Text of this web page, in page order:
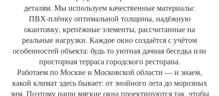
деталям. Мы используем качественные материалы:
ПВХ‑плёнку оптимальной толщины, надёжную
окантовку, крепёжные элементы, рассчитанные на
реальные нагрузки. Каждое окно создаётся с учётом
особенностей объекта: будь то уютная дачная беседка или
просторная терраса городского ресторана.
Работаем по Москве и Московской области — и знаем,
какой климат здесь бывает: от знойного лета до морозных
зим. Поэтому наши мягкие окна проектируются так, чтобы